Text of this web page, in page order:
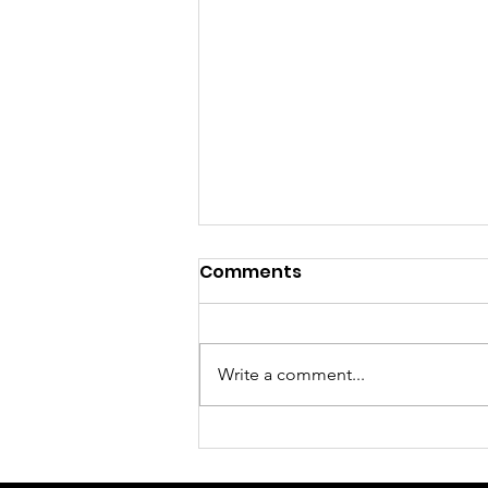
Descoperă Supertree: cel
Comments
Write a comment...